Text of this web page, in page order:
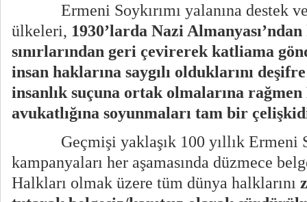
Ermeni Soykırımı yalanına destek
ülkeleri, 1930’larda Nazi
sınırlarından geri çevirerek katliama
insan haklarına saygılı olduklarını
insanlık suçuna ortak olmalarına rağmen
avukatlığına soyunmaları tam bir
Geçmişi yaklaşık 100 yıllık Ermeni
kampanyaları her aşamasında düzmece
Halkları olmak üzere tüm dünya halklarını